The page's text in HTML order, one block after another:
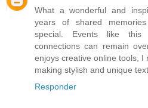
What a wonderful and
years of shared
special. Events like
connections can remain
enjoys creative online tools,
making stylish and unique
Responder